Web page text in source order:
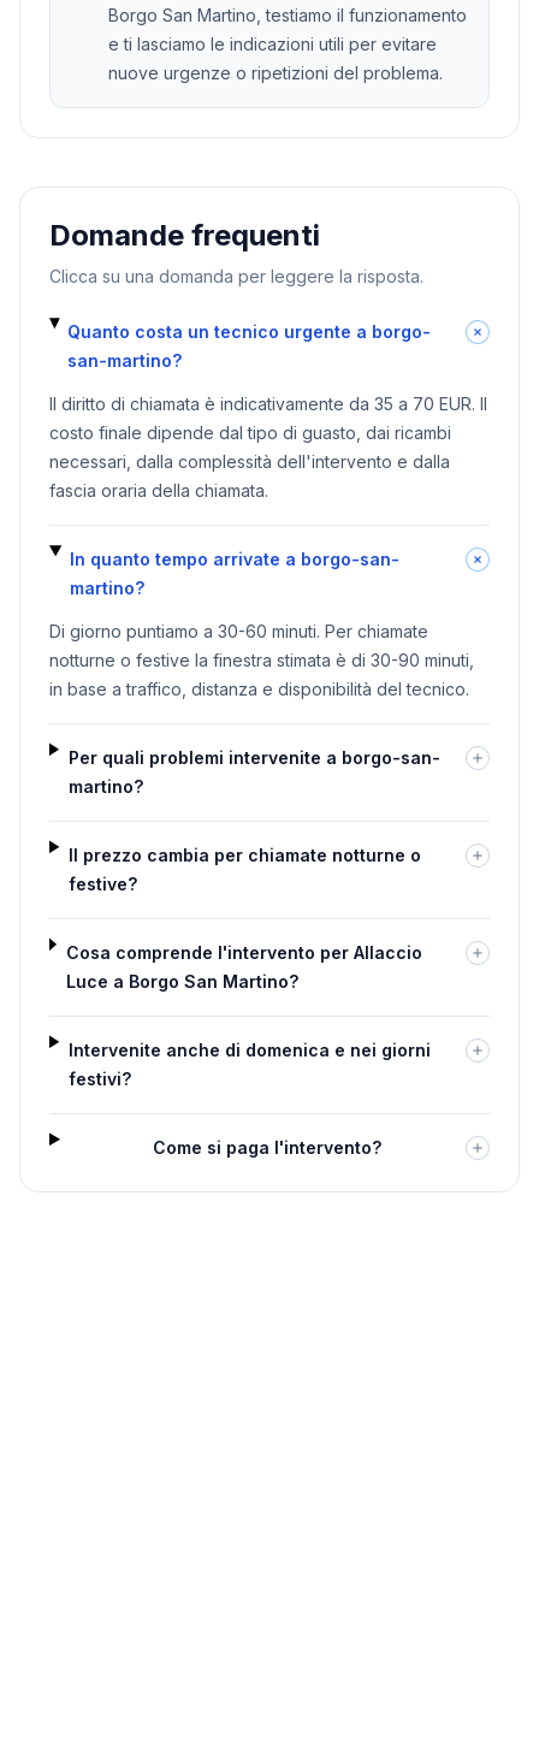
Borgo San Martino, testiamo il funzionamento
e ti lasciamo le indicazioni utili per evitare
nuove urgenze o ripetizioni del problema.
Domande frequenti
Clicca su una domanda per leggere la risposta.
Quanto costa un tecnico urgente a borgo-
san-martino?
Il diritto di chiamata è indicativamente da 35 a 70 EUR. Il
costo finale dipende dal tipo di guasto, dai ricambi
necessari, dalla complessità dell'intervento e dalla
fascia oraria della chiamata.
In quanto tempo arrivate a borgo-san-
martino?
Di giorno puntiamo a 30-60 minuti. Per chiamate
notturne o festive la finestra stimata è di 30-90 minuti,
in base a traffico, distanza e disponibilità del tecnico.
Per quali problemi intervenite a borgo-san-
martino?
Il prezzo cambia per chiamate notturne o
festive?
Cosa comprende l'intervento per Allaccio
Luce a Borgo San Martino?
Intervenite anche di domenica e nei giorni
festivi?
Come si paga l'intervento?